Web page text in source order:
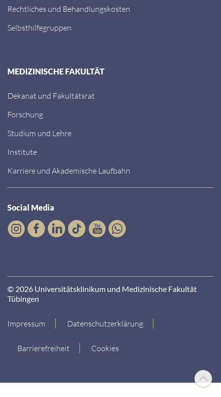
Nach
oben
Rechtliches und Behandlungskosten
Selbsthilfegruppen
MEDIZINISCHE FAKULTÄT
Dekanat und Fakultätsrat
Forschung
Studium und Lehre
Institute
Karriere und Akademische Laufbahn
Social Media
© 2026 Universitätsklinikum und Medizinische Fakultät
Tübingen
Impressum Datenschutzerklärung
Barrierefreiheit Cookies